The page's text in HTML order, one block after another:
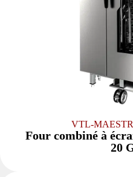
VTL-
Four combiné à
20